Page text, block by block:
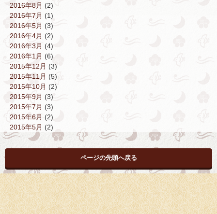
2016年8月 (2)
2016年7月 (1)
2016年5月 (3)
2016年4月 (2)
2016年3月 (4)
2016年1月 (6)
2015年12月 (3)
2015年11月 (5)
2015年10月 (2)
2015年9月 (3)
2015年7月 (3)
2015年6月 (2)
2015年5月 (2)
ページの先頭へ戻る